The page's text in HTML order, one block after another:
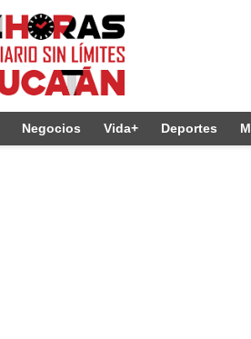
Negocios Vida+ Deportes